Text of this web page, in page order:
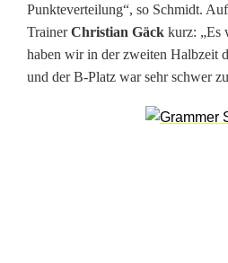
Punkteverteilung“, so Schmidt.
TrainerChristian Gäck kurz: „Es
haben wir in der zweiten Halbzeit
und der B‑Platz war sehr schwer